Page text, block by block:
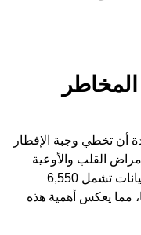
أن تخطي وجبة الإفطار
القلب والأوعية
الدموية. تعتمد هذه الدراسة على تحليل بيانات تشمل 6,550
أعمارهم بين 40 و75 عامًا، مما يعكس أهمية هذه